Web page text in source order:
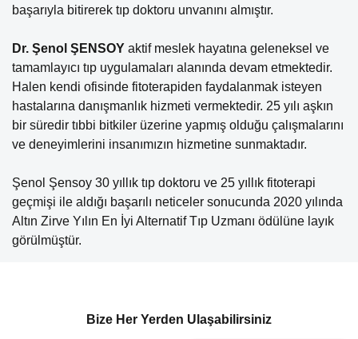
başarıyla bitirerek tıp doktoru unvanını almıştır.
Dr. Şenol ŞENSOY aktif meslek hayatına geleneksel ve
tamamlayıcı tıp uygulamaları alanında devam etmektedir.
Halen kendi ofisinde fitoterapiden faydalanmak isteyen
hastalarına danışmanlık hizmeti vermektedir. 25 yılı aşkın
bir süredir tıbbi bitkiler üzerine yapmış olduğu çalışmalarını
ve deneyimlerini insanımızın hizmetine sunmaktadır.
Şenol Şensoy 30 yıllık tıp doktoru ve 25 yıllık fitoterapi
geçmişi ile aldığı başarılı neticeler sonucunda 2020 yılında
Altın Zirve Yılın En İyi Alternatif Tıp Uzmanı ödülüne layık
görülmüştür.
Bize Her Yerden Ulaşabilirsiniz